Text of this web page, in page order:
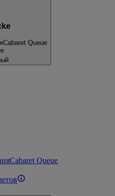
Cabaret Queue
Cabaret Queue